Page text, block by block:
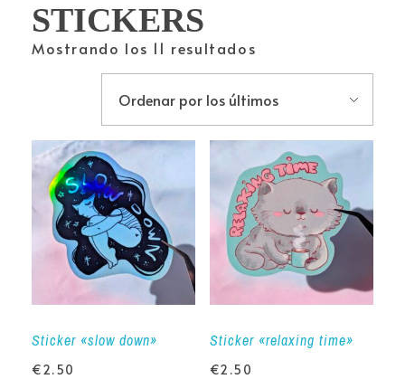
STICKERS
Mostrando los 11 resultados
Sticker «slow down»
€2.50
Sticker «relaxing time»
€2.50